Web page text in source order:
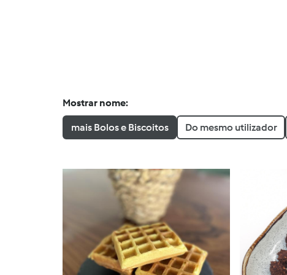
Mostrar nome:
mais Bolos e Biscoitos Do mesmo utilizador